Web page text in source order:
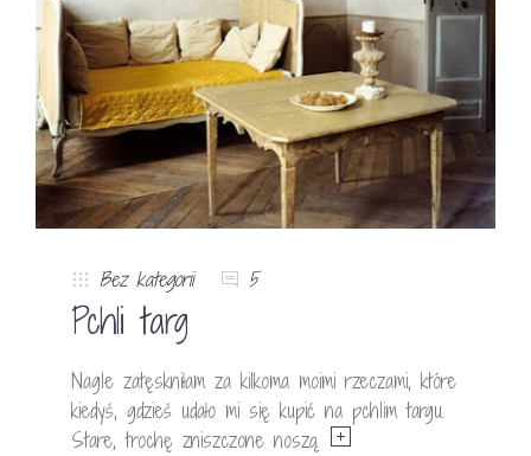
Bez kategorii 5
Pchli targ
Nagle zatęskniłam za kilkoma moimi rzeczami, które
kiedyś, gdzieś udało mi się kupić na pchlim targu.
Stare, trochę zniszczone noszą